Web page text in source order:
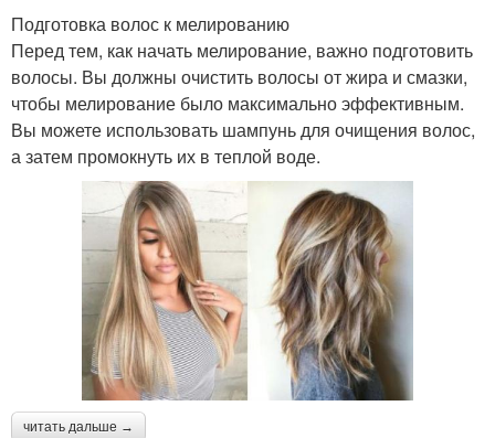
Подготовка волос к мелированию
Перед тем, как начать мелирование, важно подготовить
волосы. Вы должны очистить волосы от жира и смазки,
чтобы мелирование было максимально эффективным.
Вы можете использовать шампунь для очищения волос,
а затем промокнуть их в теплой воде.
читать дальше →